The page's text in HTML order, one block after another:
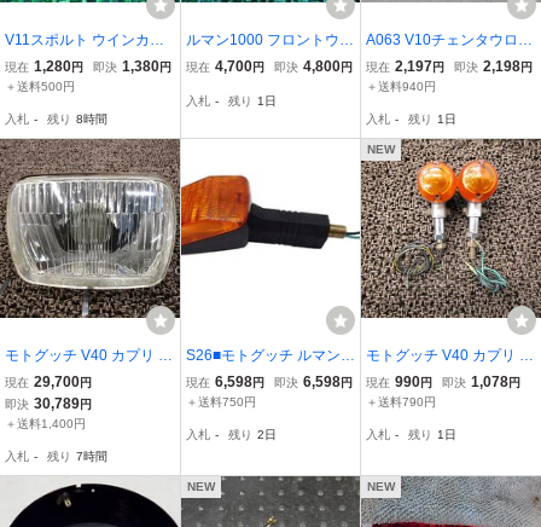
V11スポルト ウインカー
レンズ 片側 4030/135 モ
トグッチ 純正 中古 バイ
マンデロ 修復素材に コケ
キズ無し Pi
現在 1,280円 即決 1,380円
＋送料500円
入札 - 残り 8時間
ルマン1000 フロントウイ
ンカー 片側 41125/4270
古 41125 42709 26007 0
現在 4,700円 即決 4,800円
入札 - 残り 1日
A063 V10チェンタウロ
ウインカー＆メーターブ
ラケット モトグッチ M
現在 2,197円 即決 2,198円
＋送料940円
入札 - 残り 1日
モトグッチ V40 カプリ ヘ
ッドライト ▲B2396！PS
モトグッチ 【 IPS 】 MO
TO GUZZI キャブ車 動画
現在 29,700円
即決 30,789円
＋送料1,400円
入札 - 残り 7時間
S26■モトグッチ ルマン1
000 リアウインカー MOT
O GUZZI LEMANS リプロ
現在 6,598円 即決 6,598円
＋送料750円
入札 - 残り 2日
NEW
モトグッチ V40 カプリ 社
外 ウインカー 2個セット
●B2139！PS カスタム素
MOTO GUZZI キャブ車 動
現在 990円 即決 1,078円
＋送料790円
入札 - 残り 1日
NEW NEW